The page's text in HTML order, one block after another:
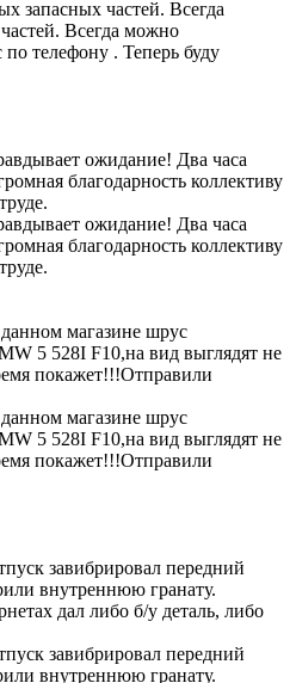
запасных частей. Всегда
Всегда можно
телефону . Теперь буду
ожидание! Два часа
благодарность коллективу
ожидание! Два часа
благодарность коллективу
магазине шрус
5 528I F10,на вид выглядят не
покажет!!!Отправили
магазине шрус
5 528I F10,на вид выглядят не
покажет!!!Отправили
завибрировал передний
внутреннюю гранату.
дал либо б/у деталь, либо
завибрировал передний
внутреннюю гранату.